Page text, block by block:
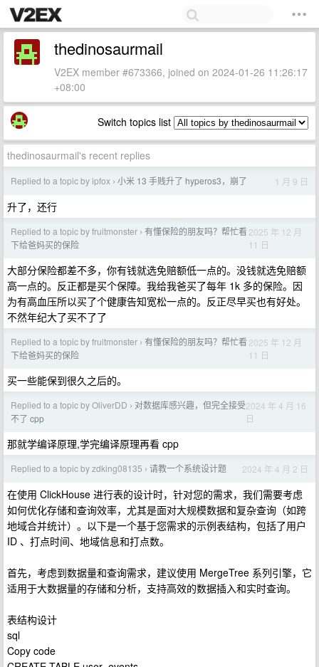
thedinosaurmail
V2EX member #673366, joined on 2024-01-26 11:26:17
+08:00
Switch topics list
thedinosaurmail's recent replies
Replied to a topic by ipfox › 小米 13 手贱升了 hyperos3，崩了 1 月 9 日
升了，还行
Replied to a topic by fruitmonster › 有懂保险的朋友吗？帮忙看
下给爸妈买的保险
2025 年 12 月
11 日
大部分保险都差不多，你有钱就选免赔额低一点的。没钱就选免赔额
高一点的。反正都是买个保障。我给我爸买了每年 1k 多的保险。因
为有高血压所以买了个健康告知宽松一点的。反正尽早买也有好处。
不然年纪大了买不了了
Replied to a topic by fruitmonster › 有懂保险的朋友吗？帮忙看
下给爸妈买的保险
2025 年 12 月
11 日
买一些能保到很久之后的。
Replied to a topic by OliverDD › 对数据库感兴趣，但完全接受
不了 cpp
2024 年 4 月 16
日
那就学编译原理,学完编译原理再看 cpp
Replied to a topic by zdking08135 › 请教一个系统设计题 2024 年 4 月 2 日
在使用 ClickHouse 进行表的设计时，针对您的需求，我们需要考虑
如何优化存储和查询效率，尤其是面对大规模数据和复杂查询（如跨
地域合并统计）。以下是一个基于您需求的示例表结构，包括了用户
ID 、打点时间、地域信息和打点数。
首先，考虑到数据量和查询需求，建议使用 MergeTree 系列引擎，它
适用于大数据量的存储和分析，支持高效的数据插入和实时查询。
表结构设计
sql
Copy code